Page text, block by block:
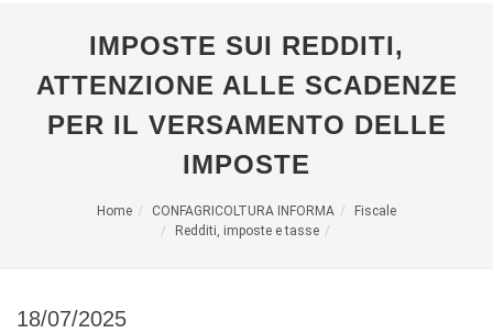
IMPOSTE SUI REDDITI,
ATTENZIONE ALLE SCADENZE
PER IL VERSAMENTO DELLE
IMPOSTE
Home CONFAGRICOLTURA INFORMA
Fiscale
Redditi, imposte e tasse
18/07/2025